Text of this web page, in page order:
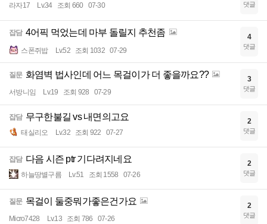
라자17 Lv.34 조회 660 07-30 댓글
잡담 4어픽 먹었는데 마부 돌릴지 추천좀
스폰쥐밥 Lv.52 조회 1032 07-29
4
댓글
질문 화염벽 법사인데 어느 목걸이가 더 좋을까요??
서방니임 Lv.19 조회 928 07-29
3
댓글
잡담 무구한불길 vs 내면의고요
태실리오 Lv.32 조회 922 07-27
2
댓글
잡담 다음 시즌 ptr 기다려지네요
하늘땅별구름 Lv.51 조회 1558 07-26
2
댓글
질문 목걸이 둘중뭐가좋은건가요
Micro7428 Lv.13 조회 786 07-26
2
댓글